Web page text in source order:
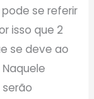
se referir
isso que 2
se deve ao